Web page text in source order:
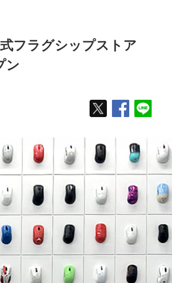
フラグシップストア
ン